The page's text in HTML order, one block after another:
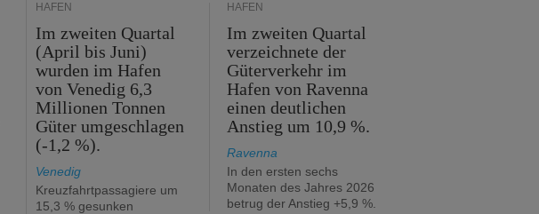
HÄFEN
Im zweiten Quartal
(April bis Juni)
wurden im Hafen
von Venedig 6,3
Millionen Tonnen
Güter umgeschlagen
(-1,2 %).
Venedig
Kreuzfahrtpassagiere um
15,3 % gesunken
HÄFEN
Im zweiten Quartal
verzeichnete der
Güterverkehr im
Hafen von Ravenna
einen deutlichen
Anstieg um 10,9 %.
Ravenna
In den ersten sechs
Monaten des Jahres 2026
betrug der Anstieg +5,9 %.